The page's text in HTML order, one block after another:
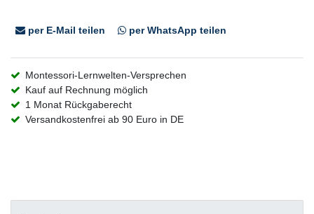
per E-Mail teilen per WhatsApp teilen
Montessori-Lernwelten-Versprechen
Kauf auf Rechnung möglich
1 Monat Rückgaberecht
Versandkostenfrei ab 90 Euro in DE